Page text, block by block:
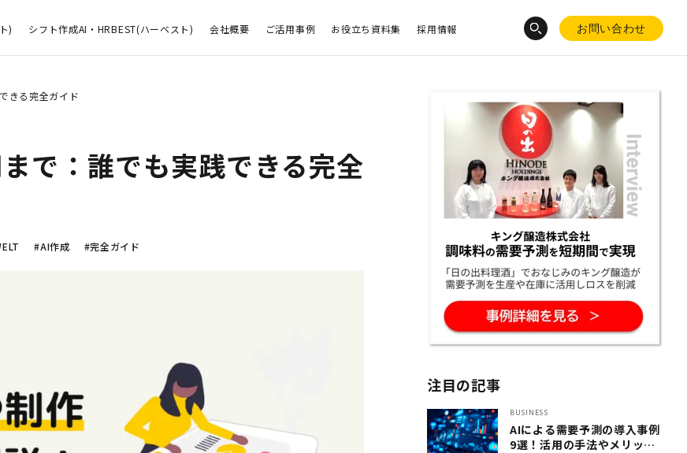
) シフト作成AI・HRBEST(ハーベスト) 会社概要 ご活用事例 お役立ち資料集 採用情報 お問い合わせ
きる完全ガイド
で：誰でも実践できる完全
#AI作成 #完全ガイド
注目の記事
BUSINESS
AIによる需要予測の導入事例
9選！活用の手法やメリット